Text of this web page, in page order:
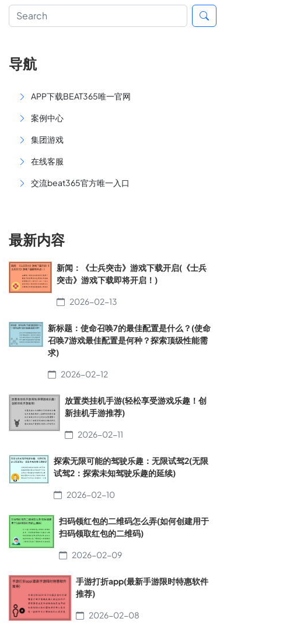
导航
APP下载BEAT365唯一官网
案例中心
集团游戏
在线客服
交流beat365官方唯一入口
最新内容
新闻：《士兵突击》游戏下载开启(《士兵
突击》游戏下载即将开启！)
2026-02-13
新标题：使命召唤7的最佳配置是什么？(使命
召唤7游戏最佳配置是何种？探索顶级性能需
求)
2026-02-12
放置类挂机手游(轻松享受游戏乐趣！创
新挂机手游推荐)
2026-02-11
探索无限可能的驾驶乐趣：无限试驾2(无限
试驾2：探索未知驾驶乐趣的延续)
2026-02-10
扫码领红包的二维码怎么弄(如何创建用于
扫码领取红包的二维码)
2026-02-09
手游打折app(最新手游限时特惠软件
推荐)
2026-02-08